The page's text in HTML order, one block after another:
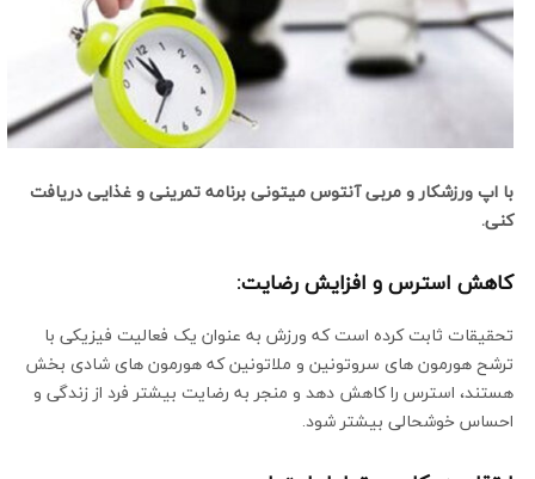
با اپ ورزشکارومربی آنتوسمیتونی برنامه تمرینی و غذایی دریافت
کنی.
کاهش استرس و افزایش رضایت:
تحقیقات ثابت کرده است که ورزش به عنوان یک فعالیت فیزیکی با
ترشح هورمون های سروتونین و ملاتونین که هورمون های شادی بخش
هستند، استرس را کاهش دهد و منجر به رضایت بیشتر فرد از زندگی و
احساس خوشحالی بیشتر شود.